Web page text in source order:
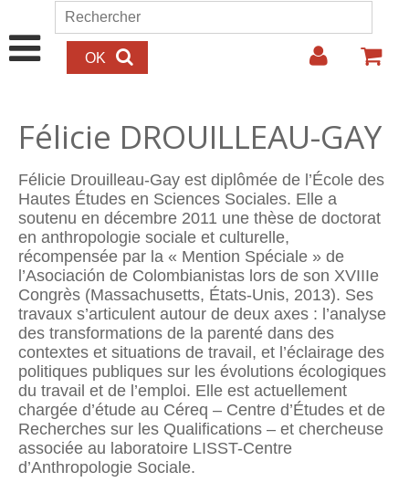
Aller au contenu principal
Formulaire de recherche
Rechercher
Félicie DROUILLEAU-GAY
Félicie Drouilleau-Gay est diplômée de l’École des
Hautes Études en Sciences Sociales. Elle a
soutenu en décembre 2011 une thèse de doctorat
en anthropologie sociale et culturelle,
récompensée par la « Mention Spéciale » de
l’Asociación de Colombianistas lors de son XVIIIe
Congrès (Massachusetts, États-Unis, 2013). Ses
travaux s’articulent autour de deux axes : l’analyse
des transformations de la parenté dans des
contextes et situations de travail, et l’éclairage des
politiques publiques sur les évolutions écologiques
du travail et de l’emploi. Elle est actuellement
chargée d’étude au Céreq – Centre d’Études et de
Recherches sur les Qualifications – et chercheuse
associée au laboratoire LISST-Centre
d’Anthropologie Sociale.